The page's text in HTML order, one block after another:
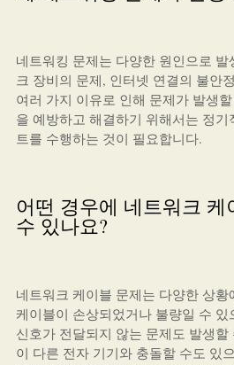
네트워킹 문제는 다양한 원인으로
크 장비의 문제, 인터넷 연결의 불안
여러 가지 이유로 인해 문제가 발생
을 예방하고 해결하기 위해서는 정
트를 수행하는 것이 필요합니다.
어떤 경우에 네트워크 케
수 있나요?
네트워크 케이블 문제는 다양한 상
케이블이 손상되었거나 불량일 수
신호가 전달되지 않는 문제도 발생
이 다른 전자 기기와 충돌할 수도 있